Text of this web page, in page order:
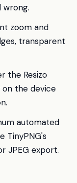
zoom and
transparent
the Resizo
on the device
automated
TinyPNG's
JPEG export.